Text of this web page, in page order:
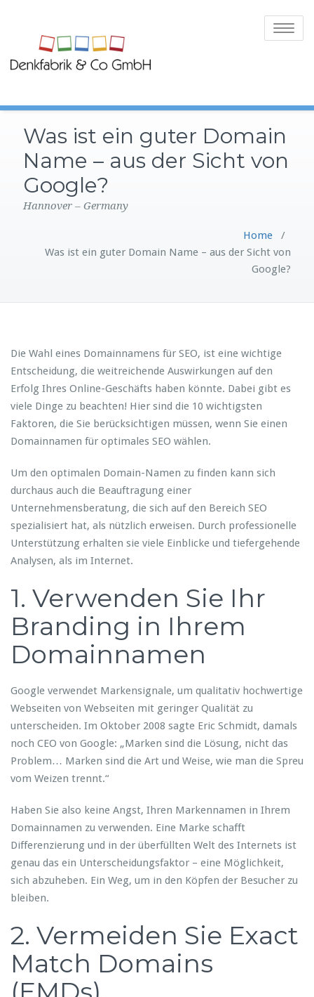
Toggle
Was ist ein guter Domain
Name – aus der Sicht von
Google?
Hannover – Germany
Home /
Was ist ein guter Domain Name – aus der Sicht von
Google?
Die Wahl eines Domainnamens für SEO, ist eine wichtige
Entscheidung, die weitreichende Auswirkungen auf den
Erfolg Ihres Online-Geschäfts haben könnte. Dabei gibt es
viele Dinge zu beachten! Hier sind die 10 wichtigsten
Faktoren, die Sie berücksichtigen müssen, wenn Sie einen
Domainnamen für optimales SEO wählen.
Um den optimalen Domain-Namen zu finden kann sich
durchaus auch die Beauftragung einer
Unternehmensberatung, die sich auf den Bereich SEO
spezialisiert hat, als nützlich erweisen. Durch professionelle
Unterstützung erhalten sie viele Einblicke und tiefergehende
Analysen, als im Internet.
1. Verwenden Sie Ihr
Branding in Ihrem
Domainnamen
Google verwendet Markensignale, um qualitativ hochwertige
Webseiten von Webseiten mit geringer Qualität zu
unterscheiden. Im Oktober 2008 sagte Eric Schmidt, damals
noch CEO von Google: „Marken sind die Lösung, nicht das
Problem… Marken sind die Art und Weise, wie man die Spreu
vom Weizen trennt.“
Haben Sie also keine Angst, Ihren Markennamen in Ihrem
Domainnamen zu verwenden. Eine Marke schafft
Differenzierung und in der überfüllten Welt des Internets ist
genau das ein Unterscheidungsfaktor – eine Möglichkeit,
sich abzuheben. Ein Weg, um in den Köpfen der Besucher zu
bleiben.
2. Vermeiden Sie Exact
Match Domains